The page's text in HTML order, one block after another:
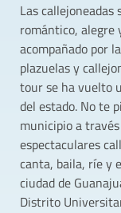
Las callejoneadas
romántico,
acompañado por
plazuelas y
tour se ha vuelto
del estado. No te
municipio a
espectaculares
canta, baila, ríe y
ciudad de
Distrito